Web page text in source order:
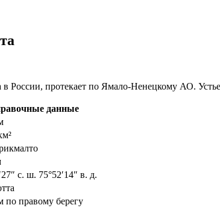
протекает по Ямало-Ненецкому АО.
данные
с. ш. 75°52′14″ в. д.
по правому берегу